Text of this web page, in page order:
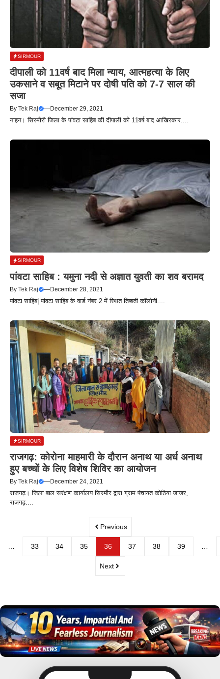
SIRMOUR
दीपाली को 11वर्ष बाद मिला न्याय, आत्महत्या के लिए
उकसाने व सबूत मिटाने पर दोषी पति को 7-7 साल की
सजा
By Tek Raj —December 29, 2021
नाहन। सिरमौरी जिला के पांवटा साहिब की दीपाली को 11वर्ष बाद आखिरकार....
SIRMOUR
पांवटा साहिब : यमुना नदी से अज्ञात युवती का शव बरामद
By Tek Raj —December 28, 2021
पांवटा साहिब| पांवटा साहिब के वार्ड नंबर 2 में स्थित तिब्बती कॉलोनी....
SIRMOUR
राजगढ़: कोरोना माहमारी के दौरान अनाथ या अर्ध अनाथ
हुए बच्चों के लिए विशेष शिविर का आयोजन
By Tek Raj —December 24, 2021
राजगढ़। जिला बाल सरंक्षण कार्यालय सिरमौर द्वारा ग्राम पंचायत कोठिया जाजर,
राजगढ़....
Previous
… 33 34 35 36 37 38 39 …
Next